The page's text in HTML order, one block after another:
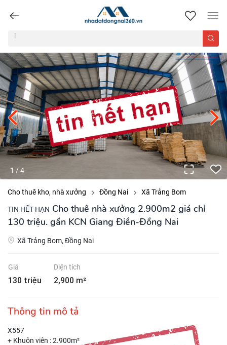
nhadatdongnai360.vn
1 /4
Cho thuê kho, nhà xưởng Đồng Nai Xã Trảng Bom
TIN HẾT HẠN Cho thuê nhà xưởng 2.900m2 giá chỉ
130 triệu. gần KCN Giang Điền-Đồng Nai
Xã Trảng Bom, Đồng Nai
Giá
130 triệu
Diện tích
2,900 m²
Thông tin mô tả
X557
+ Khuôn viên : 2.900m²